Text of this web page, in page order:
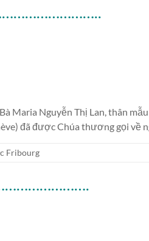
Maria Nguyễn Thị Lan, thân
đã được Chúa thương gọi về
Fribourg